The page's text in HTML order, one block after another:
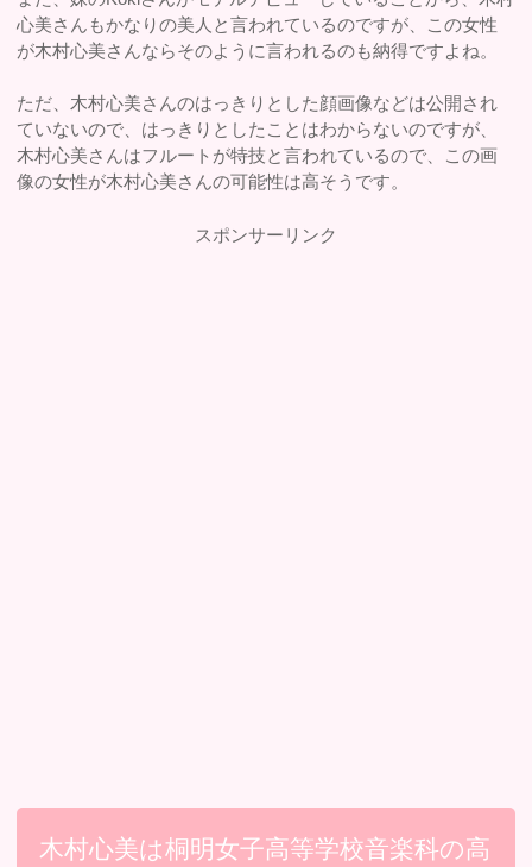
心美さんもかなりの美人と言われているのですが、この女性
が木村心美さんならそのように言われるのも納得ですよね。
ただ、木村心美さんのはっきりとした顔画像などは公開され
ていないので、はっきりとしたことはわからないのですが、
木村心美さんはフルートが特技と言われているので、この画
像の女性が木村心美さんの可能性は高そうです。
スポンサーリンク
木村心美は桐明女子高等学校音楽科の高